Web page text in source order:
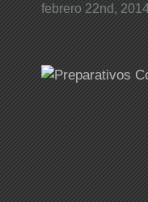
febrero 22nd,